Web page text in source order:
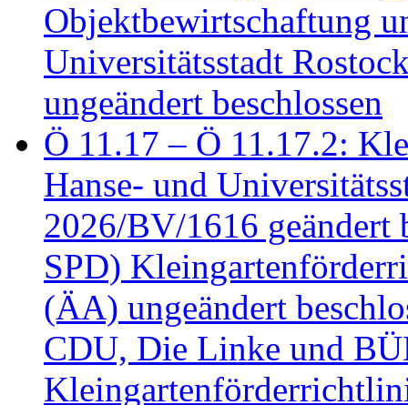
Objektbewirtschaftung
Universitätsstadt
ungeändert beschlossen
Ö 11.17 – Ö 11.17.2:
Hanse- und
2026/BV/1616 geändert
SPD)
(ÄA) ungeändert
CDU, Die Linke und